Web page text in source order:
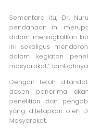
Sementara itu, Dr.
pendanaan ini
dalam meningkatkan
ini sekaligus
dalam kegiatan
masyarakat,”
Dengan telah
dosen penerima
penelitian dan
yang ditetapkan oleh
Masyarakat.